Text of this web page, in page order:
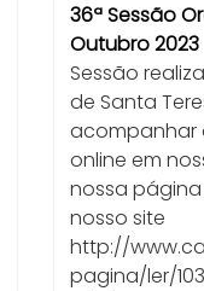
36ª Sessão
Outubro 2023
Sessão
de Santa
acompanhar
online em
nossa
nosso site
http://
pagina/ler/